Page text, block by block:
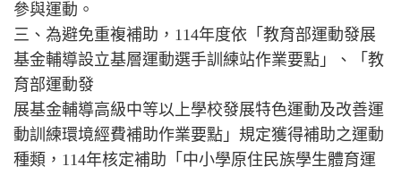
參與運動。
三、為避免重複補助，114年度依「教育部運動發展
基金輔導設立基層運動選手訓練站作業要點」、「教
育部運動發
展基金輔導高級中等以上學校發展特色運動及改善運
動訓練環境經費補助作業要點」規定獲得補助之運動
種類，114年核定補助「中小學原住民族學生體育運